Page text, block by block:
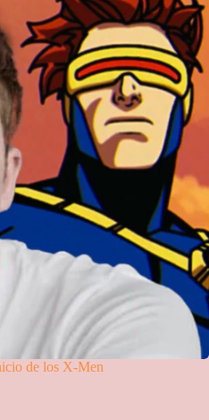
de los X-Men